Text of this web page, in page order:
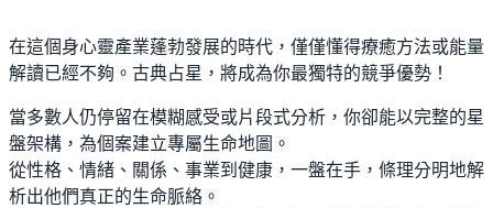
在這個身心靈產業蓬勃發展的時代，僅僅懂得療癒方法或能量
解讀已經不夠。古典占星，將成為你最獨特的競爭優勢！
當多數人仍停留在模糊感受或片段式分析，你卻能以完整的星
盤架構，為個案建立專屬生命地圖。
從性格、情緒、關係、事業到健康，一盤在手，條理分明地解
析出他們真正的生命脈絡。